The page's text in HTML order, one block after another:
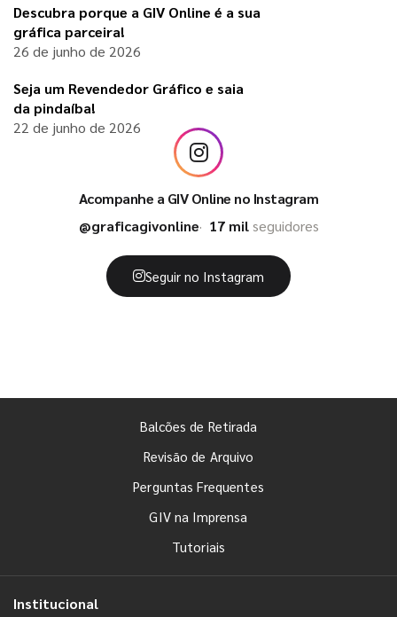
Descubra porque a GIV Online é a sua
gráfica parceira!
26 de junho de 2026
Seja um Revendedor Gráfico e saia
da pindaíba!
22 de junho de 2026
Acompanhe a GIV Online no Instagram
@graficagivonline
17 milseguidores
Seguir no Instagram
Balcões de Retirada
Revisão de Arquivo
Perguntas Frequentes
GIV na Imprensa
Tutoriais
Institucional